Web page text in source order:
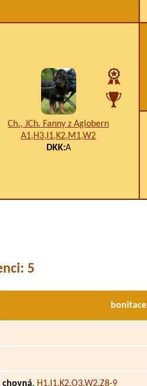
Ch., JCh. Fanny z Aglobern
A1,H3,I1,K2,M1,W2
DKK:A
5
bonitace
chovná, H1,I1,K2,O3,W2,Z8-9